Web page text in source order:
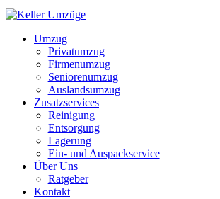
Umzug
Privatumzug
Firmenumzug
Seniorenumzug
Auslandsumzug
Zusatzservices
Reinigung
Entsorgung
Lagerung
Ein- und Auspackservice
Über Uns
Ratgeber
Kontakt